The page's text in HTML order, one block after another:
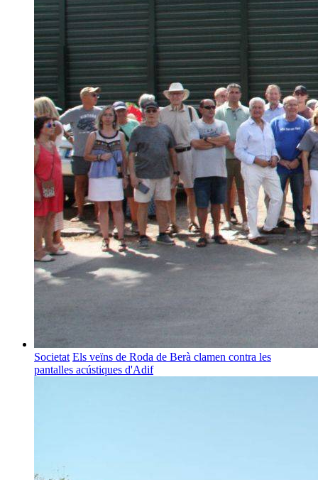
Societat Els veïns de Roda de Berà clamen contra les
pantalles acústiques d'Adif